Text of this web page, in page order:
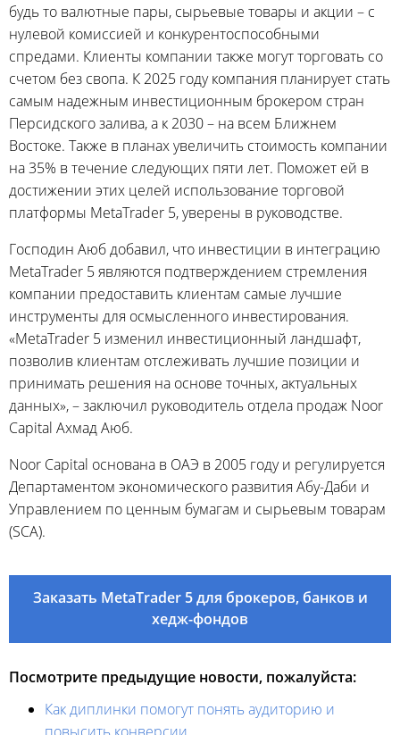
будь то валютные пары, сырьевые товары и акции – с
нулевой комиссией и конкурентоспособными
спредами. Клиенты компании также могут торговать со
счетом без свопа. К 2025 году компания планирует стать
самым надежным инвестиционным брокером стран
Персидского залива, а к 2030 – на всем Ближнем
Востоке. Также в планах увеличить стоимость компании
на 35% в течение следующих пяти лет. Поможет ей в
достижении этих целей использование торговой
платформы MetaTrader 5, уверены в руководстве.
Господин Аюб добавил, что инвестиции в интеграцию
MetaTrader 5 являются подтверждением стремления
компании предоставить клиентам самые лучшие
инструменты для осмысленного инвестирования.
«MetaTrader 5 изменил инвестиционный ландшафт,
позволив клиентам отслеживать лучшие позиции и
принимать решения на основе точных, актуальных
данных», – заключил руководитель отдела продаж Noor
Capital Ахмад Аюб.
Noor Capital основана в ОАЭ в 2005 году и регулируется
Департаментом экономического развития Абу-Даби и
Управлением по ценным бумагам и сырьевым товарам
(SCA).
Заказать MetaTrader 5 для брокеров, банков и
хедж-фондов
Посмотрите предыдущие новости, пожалуйста:
Как диплинки помогут понять аудиторию и